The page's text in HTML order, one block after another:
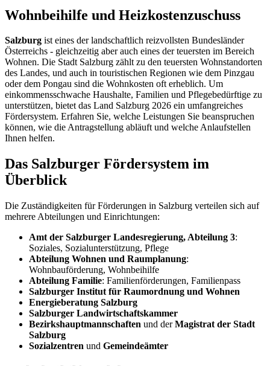
Wohnbeihilfe und Heizkostenzuschuss
Salzburg ist eines der landschaftlich reizvollsten Bundesländer
Österreichs - gleichzeitig aber auch eines der teuersten im Bereich
Wohnen. Die Stadt Salzburg zählt zu den teuersten Wohnstandorten
des Landes, und auch in touristischen Regionen wie dem Pinzgau
oder dem Pongau sind die Wohnkosten oft erheblich. Um
einkommensschwache Haushalte, Familien und Pflegebedürftige zu
unterstützen, bietet das Land Salzburg 2026 ein umfangreiches
Fördersystem. Erfahren Sie, welche Leistungen Sie beanspruchen
können, wie die Antragstellung abläuft und welche Anlaufstellen
Ihnen helfen.
Das Salzburger Fördersystem im
Überblick
Die Zuständigkeiten für Förderungen in Salzburg verteilen sich auf
mehrere Abteilungen und Einrichtungen:
Amt der Salzburger Landesregierung, Abteilung 3:
Soziales, Sozialunterstützung, Pflege
Abteilung Wohnen und Raumplanung:
Wohnbauförderung, Wohnbeihilfe
Abteilung Familie: Familienförderungen, Familienpass
Salzburger Institut für Raumordnung und Wohnen
Energieberatung Salzburg
Salzburger Landwirtschaftskammer
Bezirkshauptmannschaften und derMagistrat der Stadt
Salzburg
Sozialzentren und Gemeindeämter